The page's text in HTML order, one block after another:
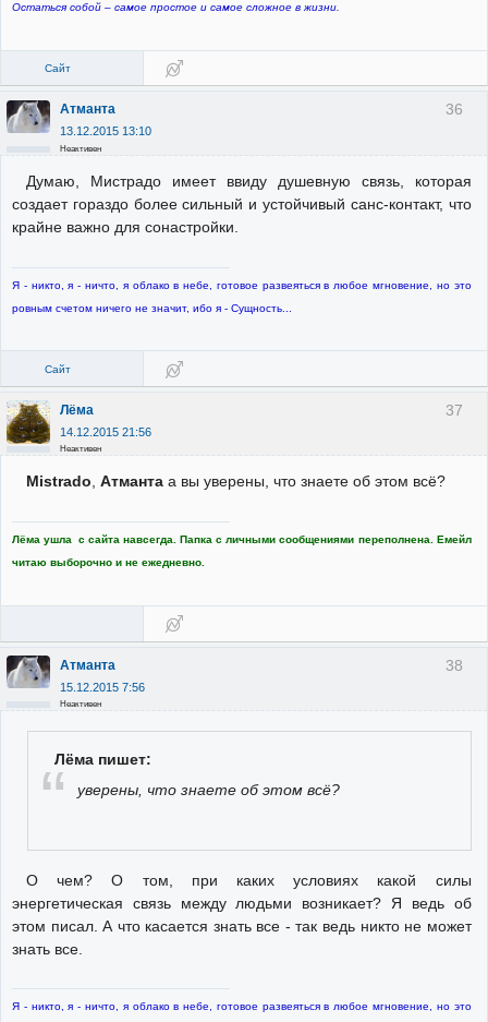
Остаться собой – самое простое и самое сложное в жизни.
Сайт
36
Атманта
13.12.2015 13:10
Неактивен
Думаю, Мистрадо имеет ввиду душевную связь, которая
создает гораздо более сильный и устойчивый санс-контакт, что
крайне важно для сонастройки.
Я - никто, я - ничто, я облако в небе, готовое развеяться в любое мгновение, но это
ровным счетом ничего не значит, ибо я - Сущность...
Сайт
37
Лёма
14.12.2015 21:56
Неактивен
Mistrado, Атмантаа вы уверены, что знаете об этом всё?
Лёма ушла с сайта навсегда. Папка с личными сообщениями переполнена. Емейл
читаю выборочно и не ежедневно.
38
Атманта
15.12.2015 7:56
Неактивен
Лёма пишет:
уверены, что знаете об этом всё?
О чем? О том, при каких условиях какой силы
энергетическая связь между людьми возникает? Я ведь об
этом писал. А что касается знать все - так ведь никто не может
знать все.
Я - никто, я - ничто, я облако в небе, готовое развеяться в любое мгновение, но это